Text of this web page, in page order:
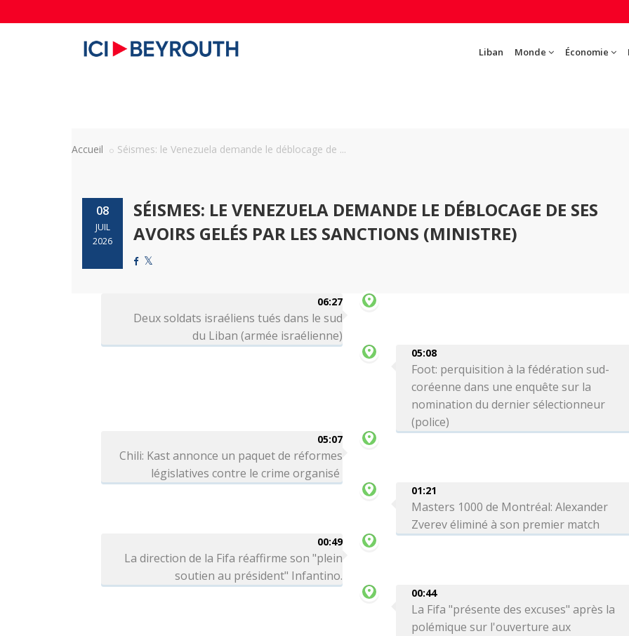
Liban Monde Économie
Accueil Séismes: le Venezuela demande le déblocage de ...
08
JUIL
2026
SÉISMES: LE VENEZUELA DEMANDE LE DÉBLOCAGE DE SES
AVOIRS GELÉS PAR LES SANCTIONS (MINISTRE)
06:27
Deux soldats israéliens tués dans le sud
du Liban (armée israélienne)
05:08
Foot: perquisition à la fédération sud-
coréenne dans une enquête sur la
nomination du dernier sélectionneur
(police)
05:07
Chili: Kast annonce un paquet de réformes
législatives contre le crime organisé
01:21
Masters 1000 de Montréal: Alexander
Zverev éliminé à son premier match
00:49
La direction de la Fifa réaffirme son "plein
soutien au président" Infantino.
00:44
La Fifa "présente des excuses" après la
polémique sur l'ouverture aux